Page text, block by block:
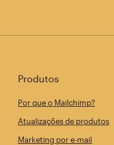
Produtos
Por que o Mailchimp?
Atualizações de produtos
Marketing por e-mail